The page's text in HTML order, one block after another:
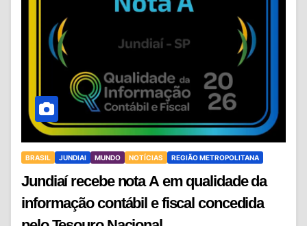
BRASIL JUNDIAI MUNDO NOTÍCIAS REGIÃO METROPOLITANA
Jundiaí recebe nota A em qualidade da
informação contábil e fiscal concedida